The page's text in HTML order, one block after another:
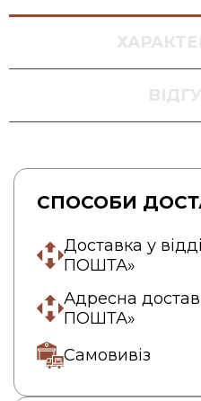
СПОСОБИ
Доставка у
ПОШТА»
Адресна
ПОШТА»
Самовивіз